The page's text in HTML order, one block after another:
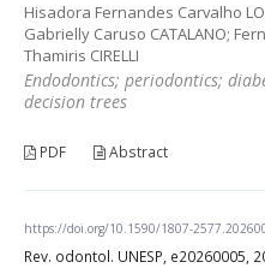
Hisadora Fernandes Carvalho
Gabrielly Caruso CATALANO;
Thamiris CIRELLI
Endodontics; periodontics;
decision trees
PDF Abstract
https://doi.org/10.1590/1807-
Rev. odontol. UNESP, e20260005,